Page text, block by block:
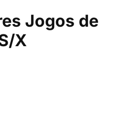
Jogos de
X